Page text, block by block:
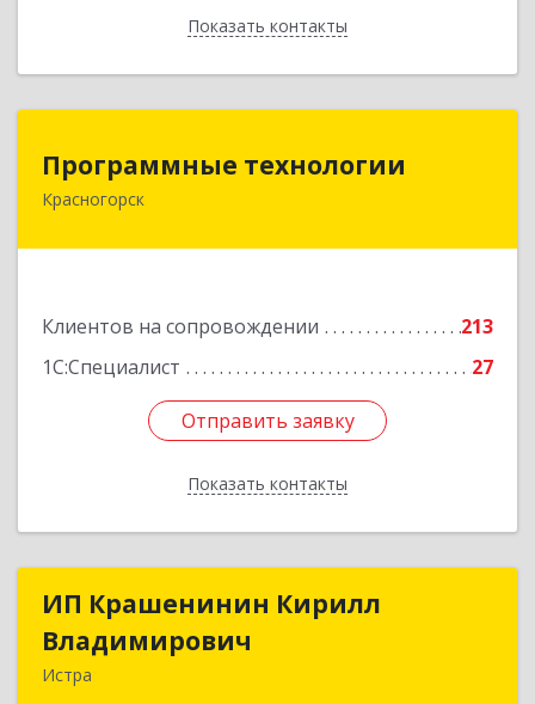
Показать контакты
Назад
Программные технологии
Красногорск
Клиентов на сопровождении
213
1С:Специалист
27
Отправить заявку
Показать контакты
143408, Московская обл, Красногорский р-н,
Отправить заявку
Назад
ИП Крашенинин Кирилл
Владимирович
Истра
ИП Крашенинин Кирилл